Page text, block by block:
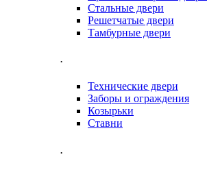
Стальные двери
Решетчатые двери
Тамбурные двери
.
Технические двери
Заборы и ограждения
Козырьки
Ставни
.